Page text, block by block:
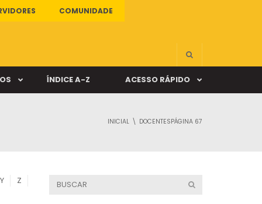
COMUNIDADE
ÍNDICE A-Z ACESSO RÁPIDO
INICIAL DOCENTESPÁGINA 67
Y Z